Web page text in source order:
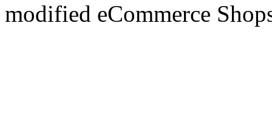
modified eCommerce